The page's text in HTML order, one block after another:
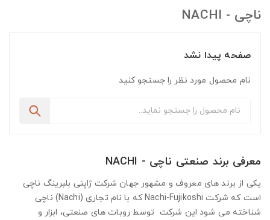
ناچی - NACHI
صفحه پیدا نشد
نام محصول مورد نظر را جستجو کنید
معرفی برند صنعتی ناچی - NACHI
یکی از برند های معروف و مشهور جهان شرکت ژاپنی بلبرینگ ناچی
است که شرکت Nachi-Fujikoshi که با نام تجاری (Nachi) ناچی
شناخته می شود این شرکت توسط روبات های صنعتی، ابزار و